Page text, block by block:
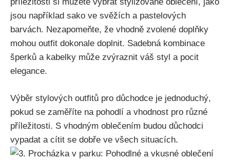
‍jsou například⁤ sako ve svěžích a pastelových
barvách. Nezapomeňte, že vhodně zvolené‌ doplňky
mohou outfit dokonale ‍doplnit. Sadebná kombinace⁢
šperků a kabelky může zvýraznit váš ‌styl a pocit⁢
elegance.
Výběr stylových outfitů pro ⁣důchodce je jednoduchý,
pokud se zaměříte na pohodlí a‍ vhodnost pro různé
‍příležitosti.​ S vhodným oblečením⁤ budou ‌důchodci
vypadat a cítit se dobře ve ⁢všech situacích.